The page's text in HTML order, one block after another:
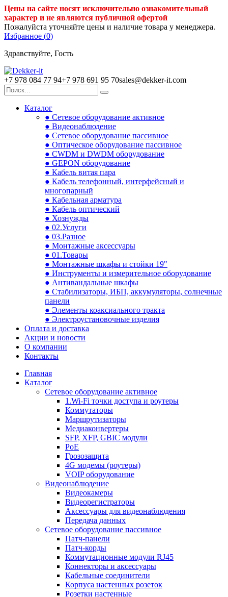
Цены на сайте носят исключительно ознакомительный
характер и не являются публичной офертой
Пожалуйста уточняйте цены и наличие товара у менеджера.
Избранное (0)
Здравствуйте, Гость
+7 978 084 77 94+7 978 691 95 70sales@dekker-it.com
Каталог
● Сетевое оборудование активное
● Видеонаблюдение
● Сетевое оборудование пассивное
● Оптическое оборудование пассивное
● CWDM и DWDM оборудование
● GEPON оборудование
● Кабель витая пара
● Кабель телефонный, интерфейсный и
многопарный
● Кабельная арматура
● Кабель оптический
● Хознужды
● 02.Услуги
● 03.Разное
● Монтажные аксессуары
● 01.Товары
● Монтажные шкафы и стойки 19"
● Инструменты и измерительное оборудование
● Антивандальные шкафы
● Стабилизаторы, ИБП, аккумуляторы, солнечные
панели
● Элементы коаксиального тракта
● Электроустановочные изделия
Оплата и доставка
Акции и новости
О компании
Контакты
Главная
Каталог
Сетевое оборудование активное
1.Wi-Fi точки доступа и роутеры
Коммутаторы
Маршрутизаторы
Медиаконвертеры
SFP, XFP, GBIC модули
PoE
Грозозащита
4G модемы (роутеры)
VOIP оборудование
Видеонаблюдение
Видеокамеры
Видеорегистраторы
Аксессуары для видеонаблюдения
Передача данных
Сетевое оборудование пассивное
Патч-панели
Патч-корды
Коммутационные модули RJ45
Коннекторы и аксессуары
Кабельные соединители
Корпуса настенных розеток
Розетки настенные